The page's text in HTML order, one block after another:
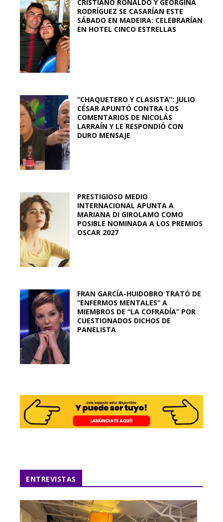
CRISTIANO RONALDO Y GEORGINA
RODRÍGUEZ SE CASARÍAN ESTE
SÁBADO EN MADEIRA: CELEBRARÍAN
EN HOTEL CINCO ESTRELLAS
“CHAQUETERO Y CLASISTA”: JULIO
CÉSAR APUNTÓ CONTRA LOS
COMENTARIOS DE NICOLÁS
LARRAÍN Y LE RESPONDIÓ CON
DURO MENSAJE
PRESTIGIOSO MEDIO
INTERNACIONAL APUNTA A
MARIANA DI GIROLAMO COMO
POSIBLE NOMINADA A LOS PREMIOS
OSCAR 2027
FRAN GARCÍA-HUIDOBRO TRATÓ DE
“ENFERMOS MENTALES” A
MIEMBROS DE “LA COFRADÍA” POR
CUESTIONADOS DICHOS DE
PANELISTA
ENTREVISTAS